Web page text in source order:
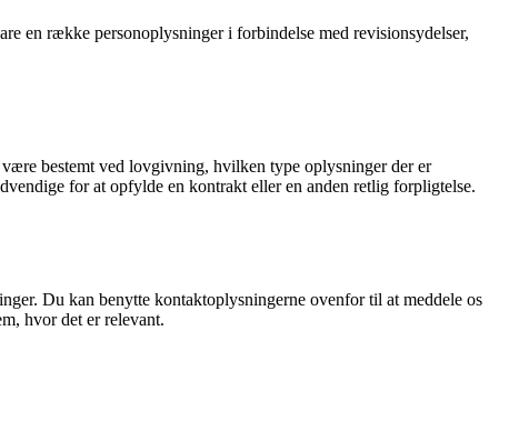
en række personoplysninger i forbindelse med revisionsydelser,
bestemt ved lovgivning, hvilken type oplysninger der er
for at opfylde en kontrakt eller en anden retlig forpligtelse.
Du kan benytte kontaktoplysningerne ovenfor til at meddele os
hvor det er relevant.